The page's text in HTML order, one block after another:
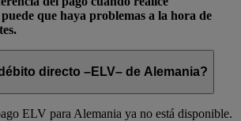
que haya problemas a la hora de
directo –ELV– de Alemania?
ELV para Alemania ya no está disponible.